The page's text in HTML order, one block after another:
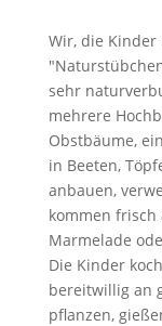
Wir, die
sehr
mehrere
Obstbäume,
in Beeten,
anbauen,
kommen frisch
Marmelade
Die Kinder
bereitwillig an
pflanzen,